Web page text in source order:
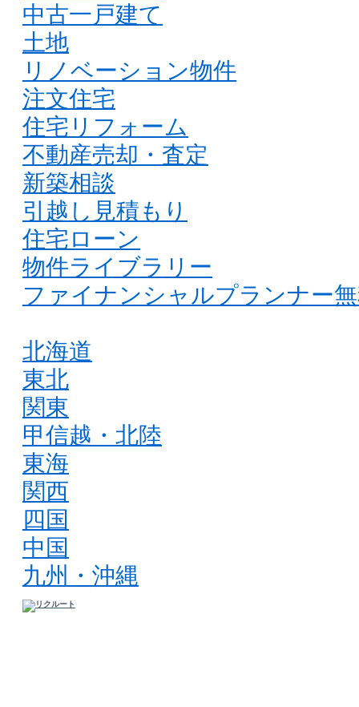
中古一戸建て
土地
リノベーション物件
注文住宅
住宅リフォーム
不動産売却・査定
新築相談
引越し見積もり
住宅ローン
物件ライブラリー
ファイナンシャルプランナー
北海道
東北
関東
甲信越・北陸
東海
関西
四国
中国
九州・沖縄